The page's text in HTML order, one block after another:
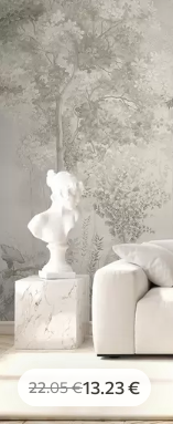
22.05€13 .23€